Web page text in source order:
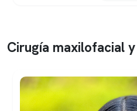
Cirugía maxilofacial